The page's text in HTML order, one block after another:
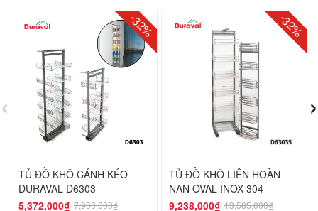
-32%
TỦ ĐỒ KHÔ CÁNH KÉO
DURAVAL D6303
5,372,000₫ 7,900,000₫
-32%
TỦ ĐỒ KHÔ LIÊN HOÀN
NAN OVAL INOX 304
DURAVAL D63035
9,238,000₫ 13,585,000₫
‹ ›